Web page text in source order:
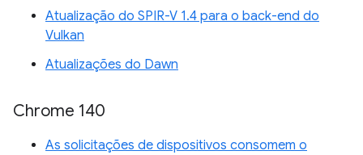
Atualização do SPIR-V 1.4 para o back-end do
Vulkan
Atualizações do Dawn
Chrome 140
As solicitações de dispositivos consomem o